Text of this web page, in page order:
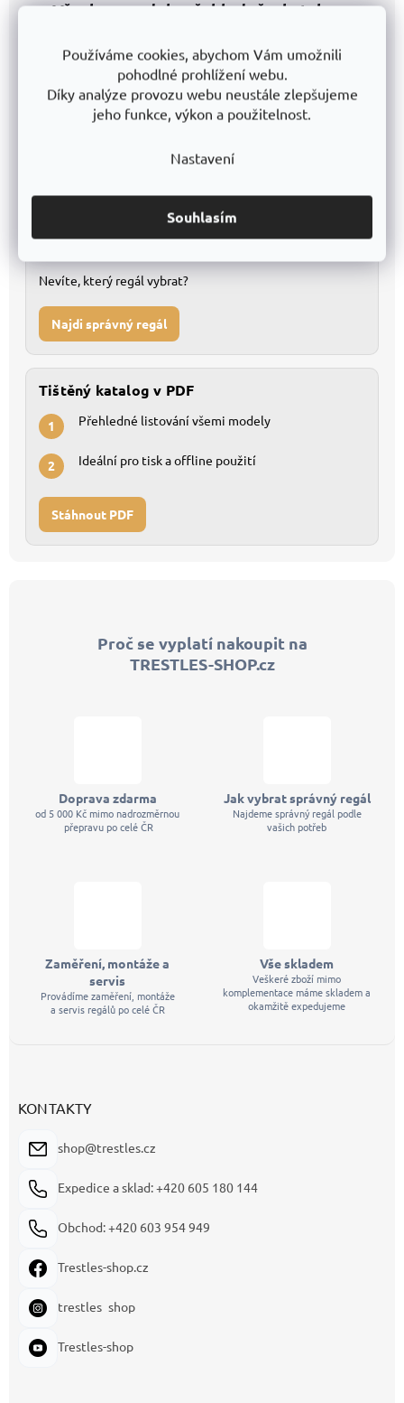
Používáme cookies, abychom Vám umožnili
pohodlné prohlížení webu.
Díky analýze provozu webu neustále zlepšujeme
jeho funkce, výkon a použitelnost.
Nastavení
Souhlasím
Všechny modely přehledně v katalogu
Katalog v Excelu
1 Kompletní databáze pro detailní porovnání
Nevíte, který regál vybrat?
Najdi správný regál
Tištěný katalog v PDF
1 Přehledné listování všemi modely
2 Ideální pro tisk a offline použití
Stáhnout PDF
Proč se vyplatí nakoupit na
TRESTLES-SHOP.cz
Doprava zdarma
od 5 000 Kč mimo nadrozměrnou
přepravu po celé ČR
Jak vybrat správný regál
Najdeme správný regál podle
vašich potřeb
Zaměření, montáže a
servis
Provádíme zaměření, montáže
a servis regálů po celé ČR
Vše skladem
Veškeré zboží mimo
komplementace máme skladem a
okamžitě expedujeme
KONTAKTY
shop@trestles.cz
Expedice a sklad: +420 605 180 144
Obchod: +420 603 954 949
Trestles-shop.cz
trestles_shop
Trestles-shop